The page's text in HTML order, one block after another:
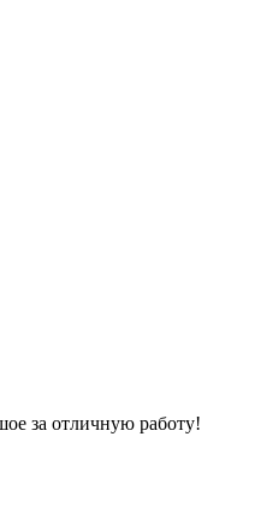
за отличную работу!